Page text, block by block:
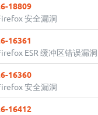
18809
安全漏洞
16361
ESR 缓冲区错误漏洞
16360
安全漏洞
16412